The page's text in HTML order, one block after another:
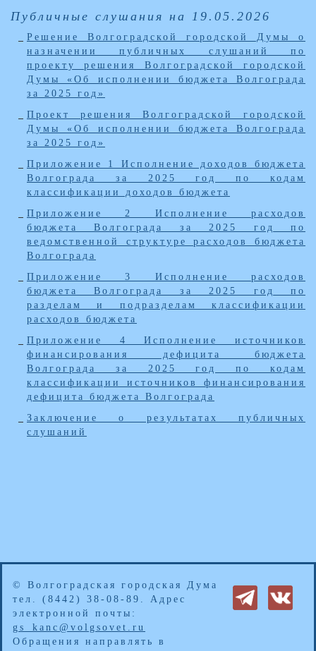
Публичные слушания на 19.05.2026
Решение Волгоградской городской Думы о
назначении публичных слушаний по
проекту решения Волгоградской городской
Думы «Об исполнении бюджета Волгограда
за 2025 год»
Проект решения Волгоградской городской
Думы «Об исполнении бюджета Волгограда
за 2025 год»
Приложение 1 Исполнение доходов бюджета
Волгограда за 2025 год по кодам
классификации доходов бюджета
Приложение 2 Исполнение расходов
бюджета Волгограда за 2025 год по
ведомственной структуре расходов бюджета
Волгограда
Приложение 3 Исполнение расходов
бюджета Волгограда за 2025 год по
разделам и подразделам классификации
расходов бюджета
Приложение 4 Исполнение источников
финансирования дефицита бюджета
Волгограда за 2025 год по кодам
классификации источников финансирования
дефицита бюджета Волгограда
Заключение о результатах публичных
слушаний
© Волгоградская городская Дума
тел. (8442) 38-08-89. Адрес
электронной почты:
gs_kanc@volgsovet.ru
Обращения направлять в